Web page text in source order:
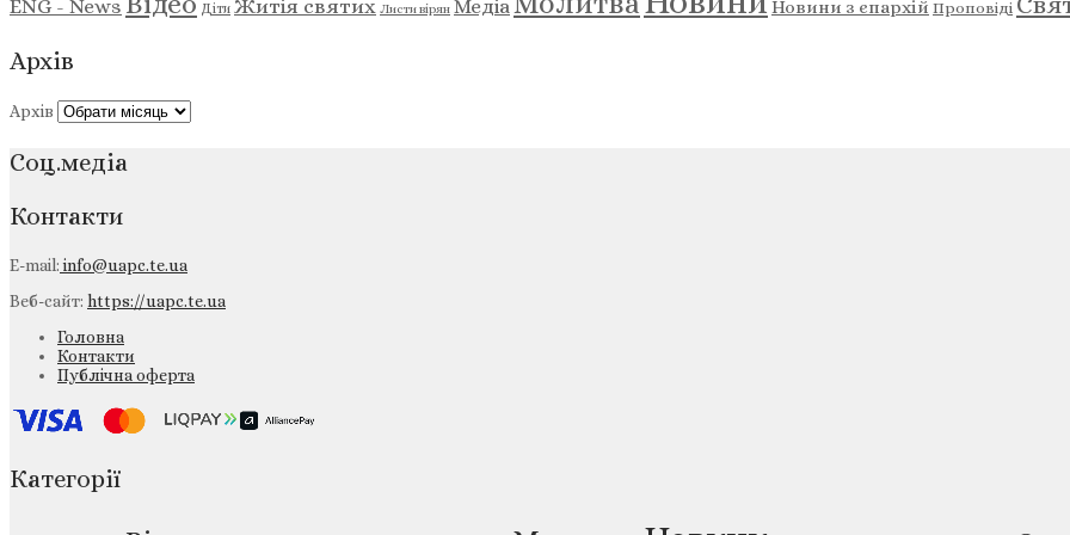
ENG - News Діти Житія святих Листи вірян Медіа Новини з єпархій Проповіді
Архів
Архів
Соц.медіа
Контакти
E-mail:info@uapc.te.ua
Веб-сайт: https://uapc.te.ua
Головна
Контакти
Публічна оферта
Категорії